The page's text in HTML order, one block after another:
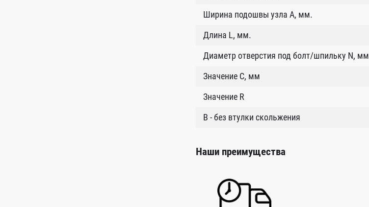
Ширина подошвы узла А, мм.
Длина L, мм.
Диаметр отверстия под болт/шпильку N, мм
Значение C, мм
Значение R
B - без втулки скольжения
Наши преимущества